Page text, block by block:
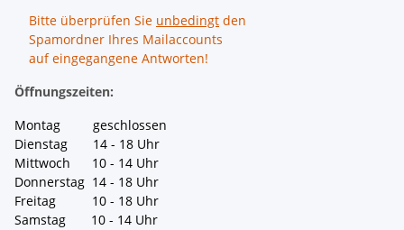
Bitte überprüfen Sie unbedingt den
Spamordner Ihres Mailaccounts
auf eingegangene Antworten!
Öffnungszeiten:
Montag geschlossen
Dienstag 14 - 18 Uhr
Mittwoch 10 - 14 Uhr
Donnerstag 14 - 18 Uhr
Freitag 10 - 18 Uhr
Samstag 10 - 14 Uhr